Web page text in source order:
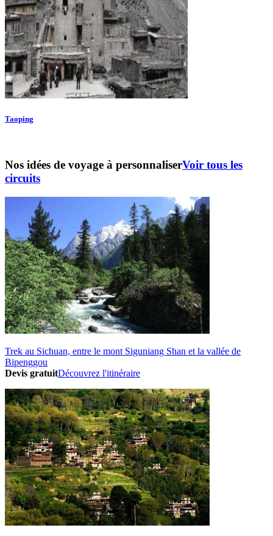
Taoping
Nos idées de voyage à personnaliserVoir tous les
circuits
Trek au Sichuan, entre le mont Siguniang Shan et la vallée de
Bipenggou
Devis gratuitDécouvrez l'itinéraire